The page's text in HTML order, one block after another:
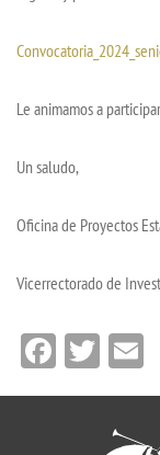
Le animamos a
Un saludo,
Oficina de Proyectos
Vicerrectorado de
Facebook
Twitter